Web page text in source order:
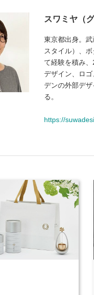
スワミヤ（
東京都出身。
スタイル）、
て経験を積み
デザイン、ロ
デンの外部デ
る。
https://